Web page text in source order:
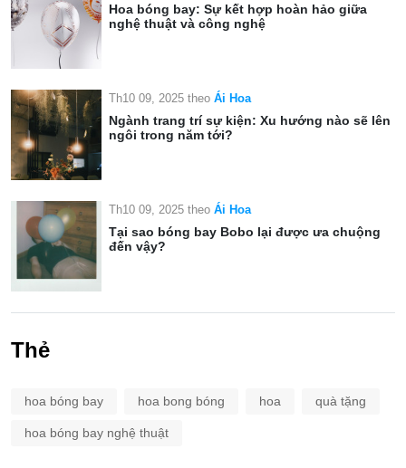
Hoa bóng bay: Sự kết hợp hoàn hảo giữa
nghệ thuật và công nghệ
Th10 09, 2025 theo Ái Hoa
Ngành trang trí sự kiện: Xu hướng nào sẽ lên
ngôi trong năm tới?
Th10 09, 2025 theo Ái Hoa
Tại sao bóng bay Bobo lại được ưa chuộng
đến vậy?
Thẻ
hoa bóng bay hoa bong bóng hoa quà tặng
hoa bóng bay nghệ thuật